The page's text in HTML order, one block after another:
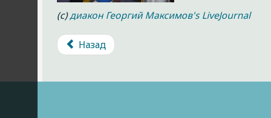
(с)диакон Георгий Максимов's LiveJournal
Назад